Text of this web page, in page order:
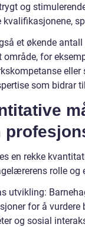
og
kvalifikasjonene,
et økende
område, for
som bidrar
en rekke
rolle og
utvikling:
for å
og sosial